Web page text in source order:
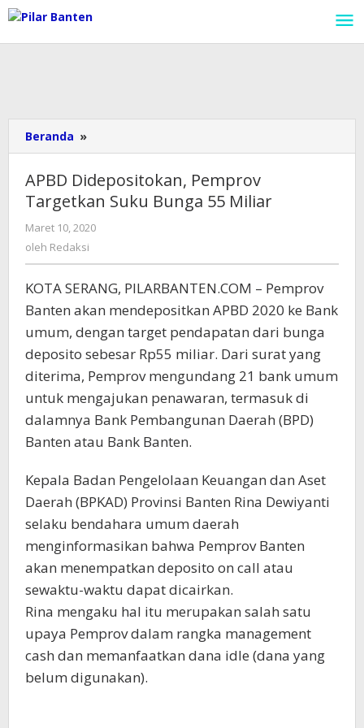
Lewati
ke
konten
Beranda »
Didepositokan,
Pemprov
Targetkan
Suku
Bunga
APBD Didepositokan, Pemprov
Targetkan Suku Bunga 55 Miliar
Maret 10, 2020
oleh Redaksi
KOTA SERANG, PILARBANTEN.COM – Pemprov
Banten akan mendepositkan APBD 2020 ke Bank
umum, dengan target pendapatan dari bunga
deposito sebesar Rp55 miliar. Dari surat yang
diterima, Pemprov mengundang 21 bank umum
untuk mengajukan penawaran, termasuk di
dalamnya Bank Pembangunan Daerah (BPD)
Banten atau Bank Banten.
Kepala Badan Pengelolaan Keuangan dan Aset
Daerah (BPKAD) Provinsi Banten Rina Dewiyanti
selaku bendahara umum daerah
menginformasikan bahwa Pemprov Banten
akan menempatkan deposito on call atau
sewaktu-waktu dapat dicairkan.
Rina mengaku hal itu merupakan salah satu
upaya Pemprov dalam rangka management
cash dan memanfaatkan dana idle (dana yang
belum digunakan).